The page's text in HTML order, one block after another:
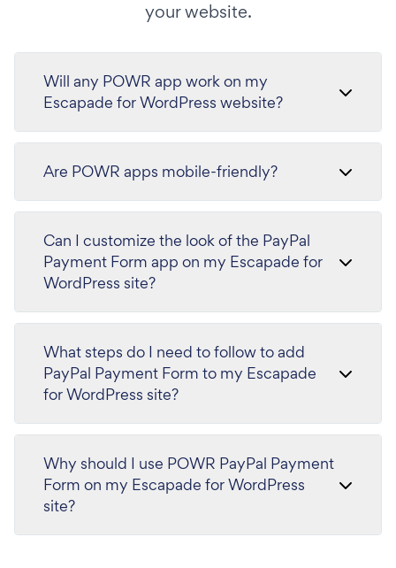
your website.
Will any POWR app work on my
Escapade for WordPress website?
Are POWR apps mobile-friendly?
Can I customize the look of the PayPal
Payment Form app on my Escapade for
WordPress site?
What steps do I need to follow to add
PayPal Payment Form to my Escapade
for WordPress site?
Why should I use POWR PayPal Payment
Form on my Escapade for WordPress
site?